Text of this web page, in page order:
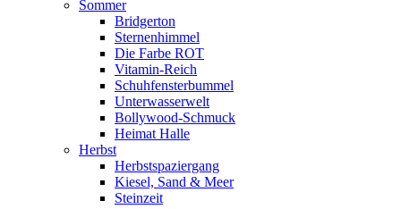
Sommer
Bridgerton
Sternenhimmel
Die Farbe ROT
Vitamin-Reich
Schuhfensterbummel
Unterwasserwelt
Bollywood-Schmuck
Heimat Halle
Herbst
Herbstspaziergang
Kiesel, Sand & Meer
Steinzeit